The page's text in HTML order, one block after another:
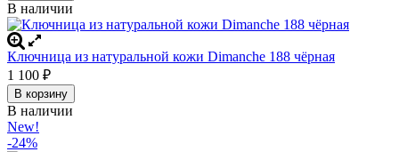
В наличии
Ключница из натуральной кожи Dimanche 188 чёрная
1 100 ₽
В корзину
В наличии
New!
-24%